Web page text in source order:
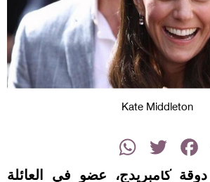
Kate Middleton
Facebook
Twitter
WhatsApp
كامبريدج، عضو في العائلة